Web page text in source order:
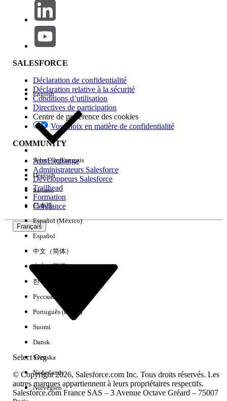
Impact des fonctionnalités
Edition
Expérience
Aucun résultat
SALESFORCE
Déclaration de confidentialité
Déclaration relative à la sécurité
Conditions d’utilisation
Directives de participation
Centre de préférence des cookies
Vos choix en matière de confidentialité
COMMUNITY
AppExchange
Administrateurs Salesforce
Développeurs Salesforce
Trailhead
Formation
Confiance
Français
Select Org
English
Select OrgFrançais
Deutsch
Italiano
日本語
Español (México)
Español
中文（简体）
中文（繁體）
한국어
Русский
Português (Brasil)
Suomi
Dansk
Svenska
Nederlands
Norvégien
© Copyright 2026, Salesforce.com Inc. Tous droits réservés. Les
autres marques appartiennent à leurs propriétaires respectifs.
Salesforce.com France SAS – 3 Avenue Octave Gréard – 75007